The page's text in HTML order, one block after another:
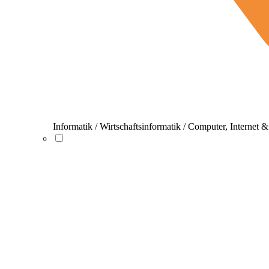
Informatik / Wirtschaftsinformatik / Computer, Internet